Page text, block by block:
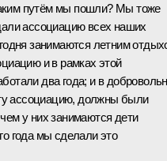
путём мы пошли? Мы тоже
ассоциацию всех наших
занимаются летним
и в рамках этой
два года; и в
ассоциацию, должны были
у них занимаются дети
года мы сделали это